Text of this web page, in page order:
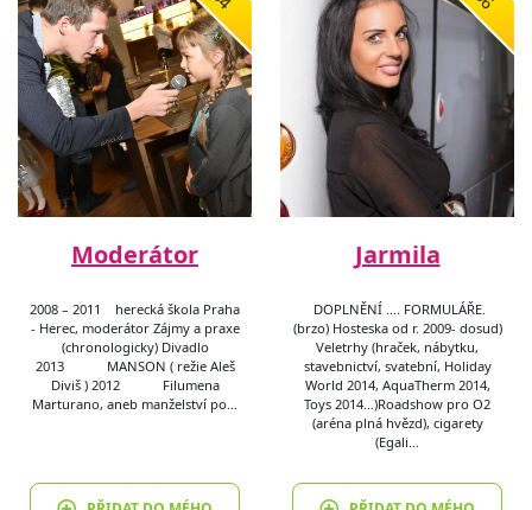
Moderátor
2008 – 2011 herecká škola Praha
- Herec, moderátor Zájmy a praxe
(chronologicky) Divadlo
2013 MANSON ( režie Aleš
Diviš ) 2012 Filumena
Marturano, aneb manželství po…
Jarmila
DOPLNĚNÍ .... FORMULÁŘE.
(brzo) Hosteska od r. 2009- dosud)
Veletrhy (hraček, nábytku,
stavebnictví, svatební, Holiday
World 2014, AquaTherm 2014,
Toys 2014…)Roadshow pro O2
(aréna plná hvězd), cigarety
(Egali…